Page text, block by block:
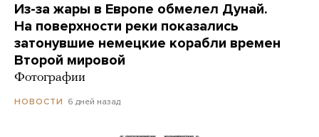
Из-за жары в Европе обмелел Дунай.
На поверхности реки показались
затонувшие немецкие корабли времен
Второй мировой
Фотографии
НОВОСТИ 6 дней назад